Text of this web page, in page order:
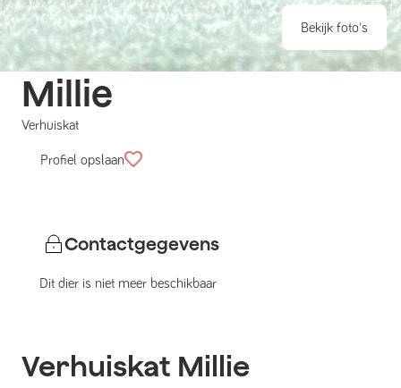
Bekijk foto's
Millie
Verhuiskat
Profiel opslaan
Contactgegevens
Dit dier is niet meer beschikbaar
Verhuiskat Millie